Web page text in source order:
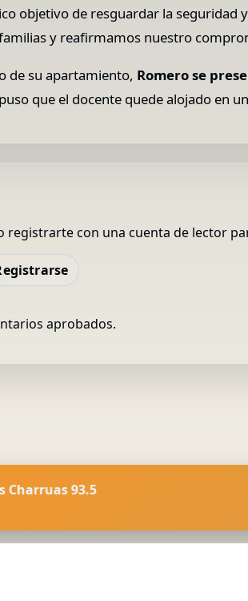
objetivo de resguardar la seguridad
y reafirmamos nuestro
de su apartamiento, Romero se
que el docente quede alojado en
registrarte con una cuenta de lector
aprobados.
Charruas 93.5